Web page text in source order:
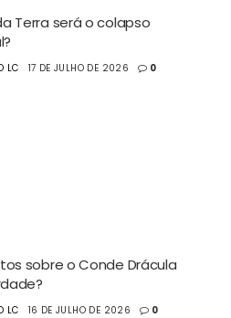
Terra será o colapso
LC 17 DE JULHO DE 2026 0
sobre o Conde Drácula
LC 16 DE JULHO DE 2026 0